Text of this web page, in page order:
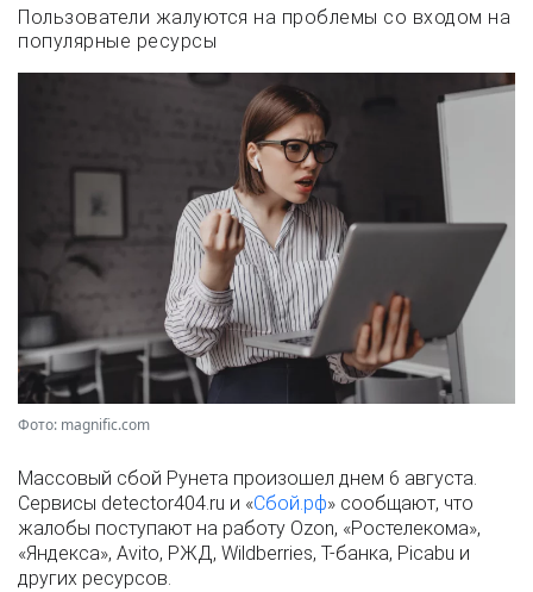
Пользователи жалуются на проблемы со входом на
популярные ресурсы
Фото: magnific.com
Массовый сбой Рунета произошел днем 6 августа.
Сервисы detector404.ru и «Сбой.рф» сообщают, что
жалобы поступают на работу Ozon, «Ростелекома»,
«Яндекса», Avito, РЖД, Wildberries, Т-банка, Picabu и
других ресурсов.